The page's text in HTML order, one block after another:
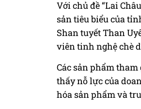
Với chủ đề “Lai
sản tiêu biểu của
Shan tuyết Than
viên tinh nghệ chè
Các sản phẩm
thấy nỗ lực của
hóa sản phẩm và